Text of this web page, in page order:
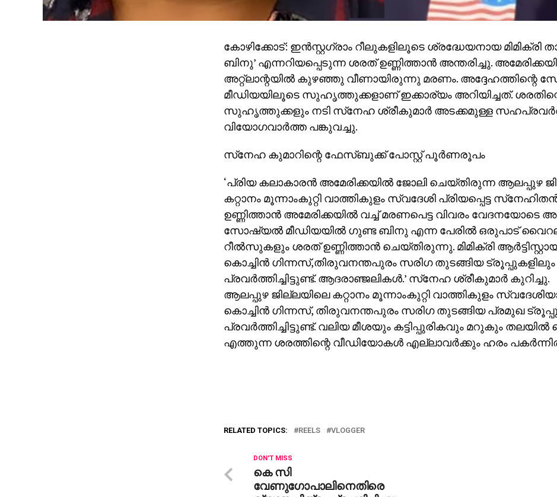
കോഴിക്കോട്: ഇന്‍സ്റ്റഗ്രാം റീലുകളിലൂടെ ശ്രദ്ധേയനായ മിമിക്രി
ബിനു’ എന്നറിയപ്പെടുന്ന ശരത് ഉണ്ണിത്താന്‍ അന്തരിച്ചു.
അറ്റ്‌ലാന്റയില്‍ കുഴഞ്ഞു വീണായിരുന്നു മരണം.
മീഡിയയിലൂടെ സുഹൃത്തുക്കളാണ് ഇക്കാര്യം അറിയിച്ചത്.
സുഹൃത്തുക്കളും നടി സ്‌നേഹ ശ്രീകുമാര്‍ അടക്കമുള്ള
വിയോഗവാര്‍ത്ത പങ്കുവച്ചു.
സ്‌നേഹ കുമാറിന്റെ ഫേസ്ബുക്ക് പോസ്റ്റ് പൂര്‍ണരൂപം
‘പ്രിയ കലാകാരന്‍ അമേരിക്കയില്‍ ജോലി ചെയ്തിരുന്ന ആലപ്പുഴ
കറ്റാനം മൂന്നാംകുറ്റി വാത്തികുളം സ്വദേശി പ്രിയപ്പെട്ട
ഉണ്ണിത്താന്‍ അമേരിക്കയില്‍ വച്ച് മരണപെട്ട വിവരം വേദനയോടെ
സോഷ്യല്‍ മീഡിയയില്‍ ഗുണ്ട ബിനു എന്ന പേരില്‍ ഒരുപാട്
റീല്‍സുകളും ശരത് ഉണ്ണിത്താന്‍ ചെയ്തിരുന്നു. മിമിക്രി
കൊച്ചിന്‍ ഗിന്നസ്,തിരുവനന്തപുരം സരിഗ തുടങ്ങിയ ട്രൂപ്പുകളിലും
പ്രവര്‍ത്തിച്ചിട്ടുണ്ട്. ആദരാഞ്ജലികള്‍.’ സ്‌നേഹ ശ്രീകുമാര്‍ കുറിച്ചു.
ആലപ്പുഴ ജില്ലയിലെ കറ്റാനം മൂന്നാംകുറ്റി വാത്തികുളം
കൊച്ചിന്‍ ഗിന്നസ്, തിരുവനന്തപുരം സരിഗ തുടങ്ങിയ പ്രമുഖ
പ്രവര്‍ത്തിച്ചിട്ടുണ്ട്. വലിയ മീശയും കട്ടിപ്പുരികവും മറുകും തലയില്‍
എത്തുന്ന ശരത്തിന്റെ വീഡിയോകള്‍ എല്ലാവര്‍ക്കും ഹരം
RELATED TOPICS: REELS VLOGGER
DON'T MISS
കെ സി
വേണുഗോപാലിനെതിരെ